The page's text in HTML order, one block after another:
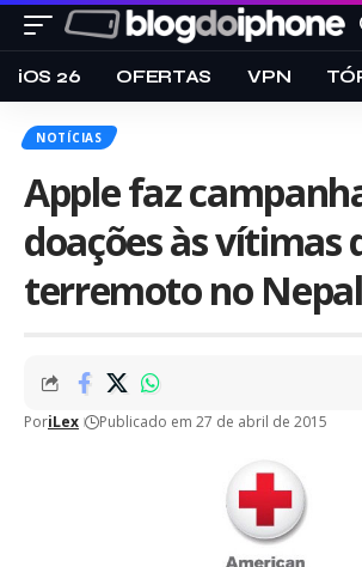
iOS 26 OFERTAS VPN
NOTÍCIAS
Apple faz
doações às vítimas
terremoto no Nepal
PoriLex Publicado em 27 de abril de 2015